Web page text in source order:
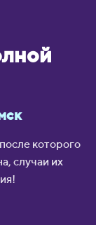
которого
случаи их